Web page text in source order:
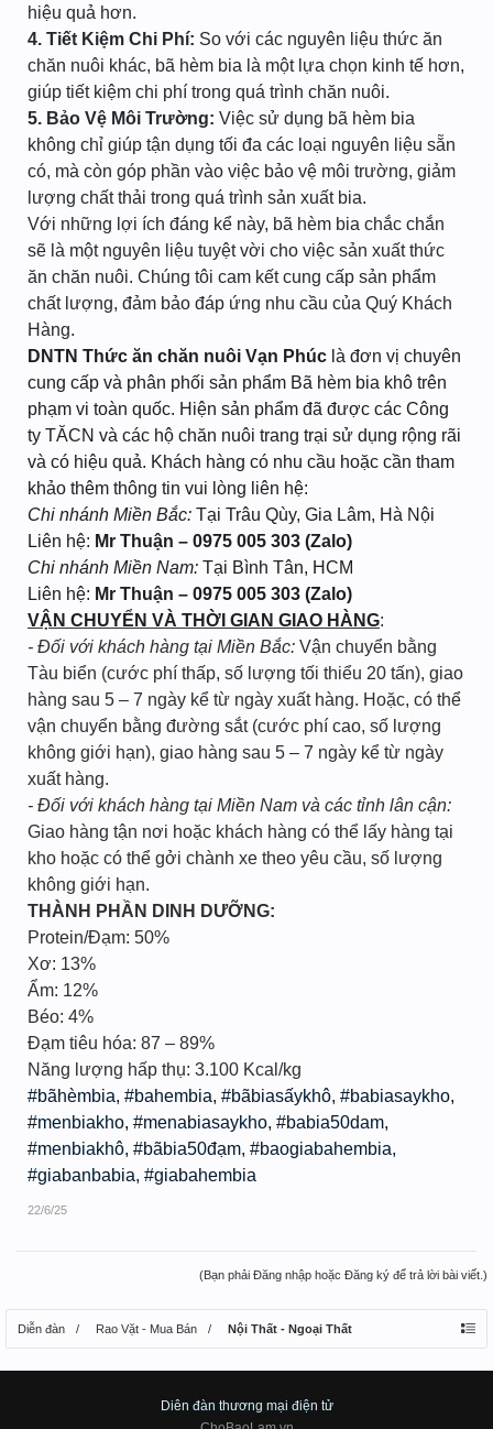
hiệu quả hơn.
4. Tiết Kiệm Chi Phí: So với các nguyên liệu thức ăn
chăn nuôi khác, bã hèm bia là một lựa chọn kinh tế hơn,
giúp tiết kiệm chi phí trong quá trình chăn nuôi.
5. Bảo Vệ Môi Trường: Việc sử dụng bã hèm bia
không chỉ giúp tận dụng tối đa các loại nguyên liệu sẵn
có, mà còn góp phần vào việc bảo vệ môi trường, giảm
lượng chất thải trong quá trình sản xuất bia.
Với những lợi ích đáng kể này, bã hèm bia chắc chắn
sẽ là một nguyên liệu tuyệt vời cho việc sản xuất thức
ăn chăn nuôi. Chúng tôi cam kết cung cấp sản phẩm
chất lượng, đảm bảo đáp ứng nhu cầu của Quý Khách
Hàng.
DNTN Thức ăn chăn nuôi Vạn Phúc là đơn vị chuyên
cung cấp và phân phối sản phẩm Bã hèm bia khô trên
phạm vi toàn quốc. Hiện sản phẩm đã được các Công
ty TĂCN và các hộ chăn nuôi trang trại sử dụng rộng rãi
và có hiệu quả. Khách hàng có nhu cầu hoặc cần tham
khảo thêm thông tin vui lòng liên hệ:
Chi nhánh Miền Bắc: Tại Trâu Qùy, Gia Lâm, Hà Nội
Liên hệ: Mr Thuận – 0975 005 303 (Zalo)
Chi nhánh Miền Nam: Tại Bình Tân, HCM
Liên hệ: Mr Thuận – 0975 005 303 (Zalo)
VẬN CHUYỂN VÀ THỜI GIAN GIAO HÀNG:
- Đối với khách hàng tại Miền Bắc: Vận chuyển bằng
Tàu biển (cước phí thấp, số lượng tối thiểu 20 tấn), giao
hàng sau 5 – 7 ngày kể từ ngày xuất hàng. Hoặc, có thể
vận chuyển bằng đường sắt (cước phí cao, số lượng
không giới hạn), giao hàng sau 5 – 7 ngày kể từ ngày
xuất hàng.
- Đối với khách hàng tại Miền Nam và các tỉnh lân cận:
Giao hàng tận nơi hoặc khách hàng có thể lấy hàng tại
kho hoặc có thể gởi chành xe theo yêu cầu, số lượng
không giới hạn.
THÀNH PHẦN DINH DƯỠNG:
Protein/Đạm: 50%
Xơ: 13%
Ẩm: 12%
Béo: 4%
Đạm tiêu hóa: 87 – 89%
Năng lượng hấp thụ: 3.100 Kcal/kg
#bãhèmbia, #bahembia, #bãbiasấykhô, #babiasaykho,
#menbiakho, #menabiasaykho, #babia50dam,
#menbiakhô, #bãbia50đạm, #baogiabahembia,
#giabanbabia, #giabahembia
22/6/25
(Bạn phải Đăng nhập hoặc Đăng ký để trả lời bài viết.)
Diễn đàn Rao Vặt - Mua Bán Nội Thất - Ngoại Thất
Diên đàn thương mại điện tử